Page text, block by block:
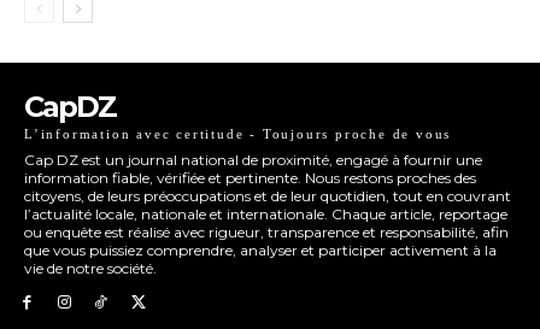
CapDZ
L’information avec certitude - Toujours proche de vous
Cap DZ est un journal national de proximité, engagé à fournir une
information fiable, vérifiée et pertinente. Nous restons proches des
citoyens, de leurs préoccupations et de leur quotidien, tout en couvrant
l’actualité locale, nationale et internationale. Chaque article, reportage
ou enquête est réalisé avec rigueur, transparence et responsabilité, afin
que vous puissiez comprendre, analyser et participer activement à la
vie de notre société.